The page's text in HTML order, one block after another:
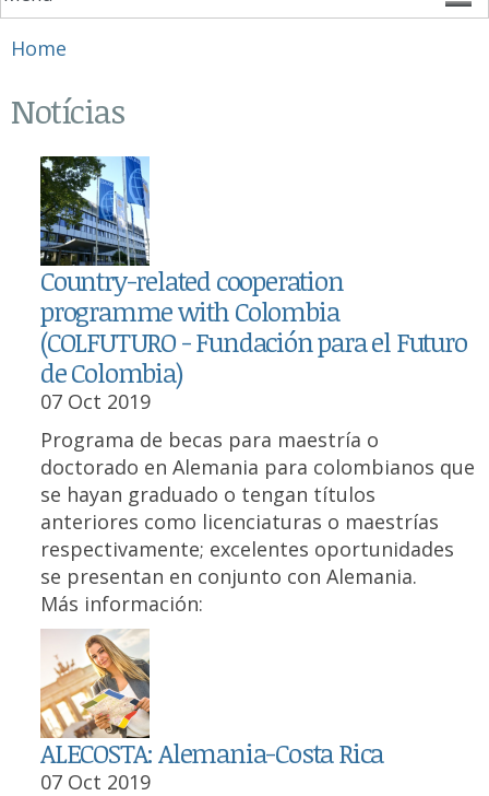
You are here
Home
Notícias
Country-related cooperation
programme with Colombia
(COLFUTURO - Fundación para el Futuro
de Colombia)
07 Oct 2019
Programa de becas para maestría o
doctorado en Alemania para colombianos que
se hayan graduado o tengan títulos
anteriores como licenciaturas o maestrías
respectivamente; excelentes oportunidades
se presentan en conjunto con Alemania.
Más información:
ALECOSTA: Alemania-Costa Rica
07 Oct 2019